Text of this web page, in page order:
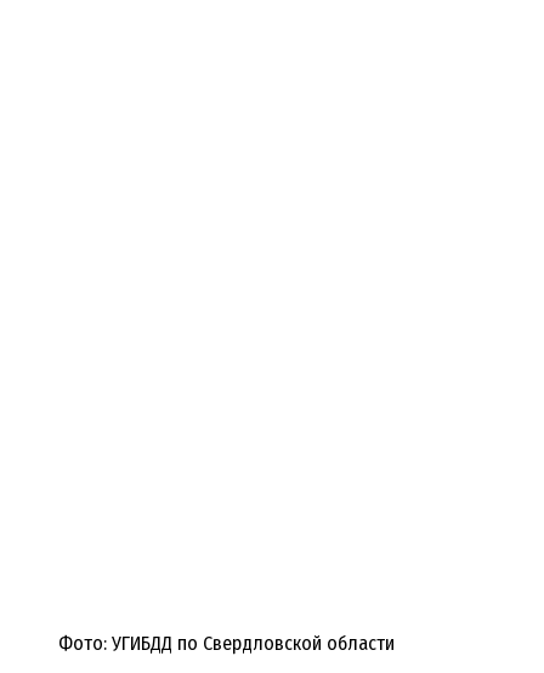
Фото: УГИБДД по Свердловской области